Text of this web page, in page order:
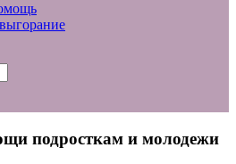
подросткам и молодежи